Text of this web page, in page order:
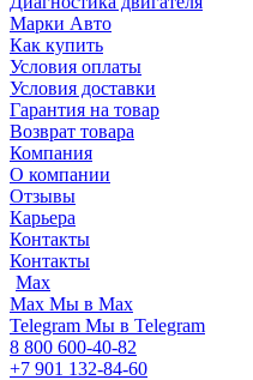
Марки Авто
Как купить
Условия оплаты
Условия доставки
Гарантия на товар
Возврат товара
Компания
О компании
Отзывы
Карьера
Контакты
Контакты
Max
Max Мы в Max
Telegram Мы в Telegram
8 800 600-40-82
+7 901 132-84-60